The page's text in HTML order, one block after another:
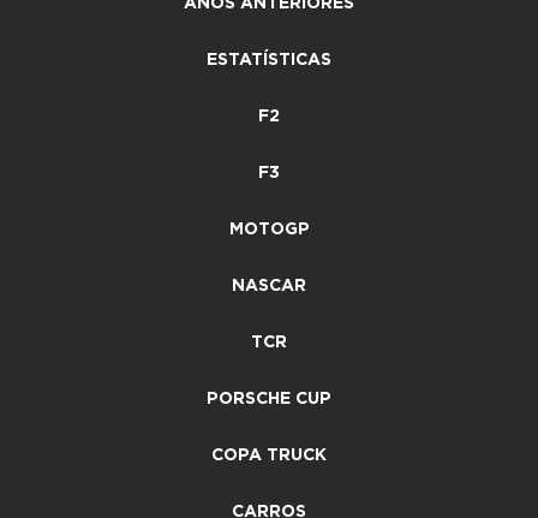
ESTATÍSTICAS
F2
F3
MOTOGP
NASCAR
TCR
PORSCHE CUP
COPA TRUCK
CARROS